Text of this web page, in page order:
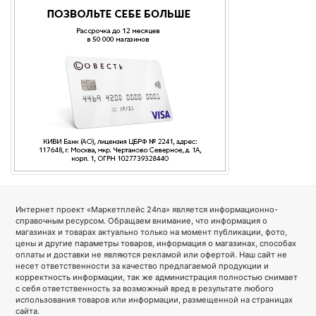
Интернет проект «Маркетплейс 24na» является информационно-
справочным ресурсом. Обращаем внимание, что информация о
магазинах и товарах актуально только на момент публикации, фото,
цены и другие параметры товаров, информация о магазинах, способах
оплаты и доставки не являются рекламой или офертой. Наш сайт не
несет ответственности за качество предлагаемой продукции и
корректность информации, так же администрация полностью снимает
с себя ответственность за возможный вред в результате любого
использования товаров или информации, размещенной на страницах
сайта.